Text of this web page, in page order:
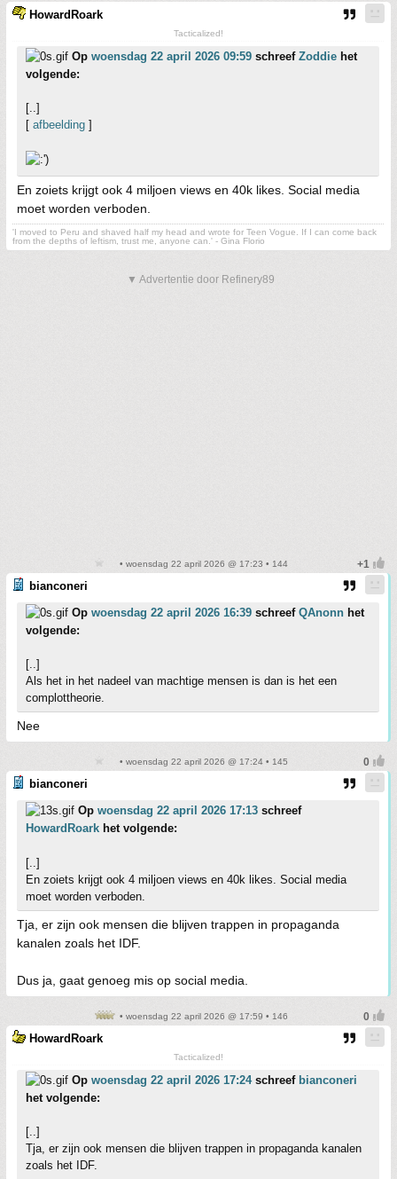
HowardRoark
Tacticalized!
Op woensdag 22 april 2026 09:59 schreef Zoddie het
volgende:
[..]
[ afbeelding ]
En zoiets krijgt ook 4 miljoen views en 40k likes. Social media
moet worden verboden.
'I moved to Peru and shaved half my head and wrote for Teen Vogue. If I can come back
from the depths of leftism, trust me, anyone can.' - Gina Florio
▼ Advertentie door Refinery89
• woensdag 22 april 2026 @ 17:23 • 144
bianconeri
Op woensdag 22 april 2026 16:39 schreef QAnonn het
volgende:
[..]
Als het in het nadeel van machtige mensen is dan is het een
complottheorie.
Nee
• woensdag 22 april 2026 @ 17:24 • 145
bianconeri
Op woensdag 22 april 2026 17:13 schreef
HowardRoark het volgende:
[..]
En zoiets krijgt ook 4 miljoen views en 40k likes. Social media
moet worden verboden.
Tja, er zijn ook mensen die blijven trappen in propaganda
kanalen zoals het IDF.
Dus ja, gaat genoeg mis op social media.
• woensdag 22 april 2026 @ 17:59 • 146
HowardRoark
Tacticalized!
Op woensdag 22 april 2026 17:24schreef bianconeri
het volgende:
[..]
Tja, er zijn ook mensen die blijven trappen in propaganda kanalen
zoals het IDF.